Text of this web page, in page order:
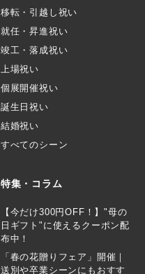
移転・引越し祝い
就任・昇進祝い
竣工・落成祝い
上場祝い
個展開催祝い
誕生日祝い
結婚祝い
すべてのシーン
特集・コラム
【今だけ300円OFF！】"母の
日ギフト"に使えるクーポン配
布中！
「春の花贈りフェア」開催｜
送別や卒業シーンにもおすす